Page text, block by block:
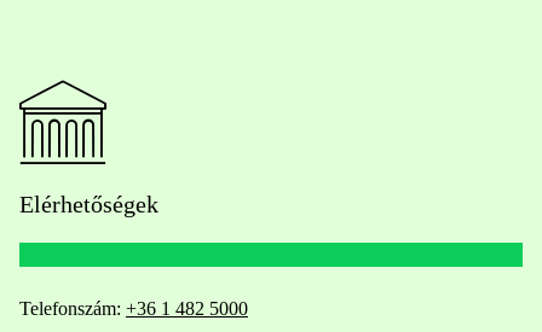
Elérhetőségek
Telefonszám: +36 1 482 5000